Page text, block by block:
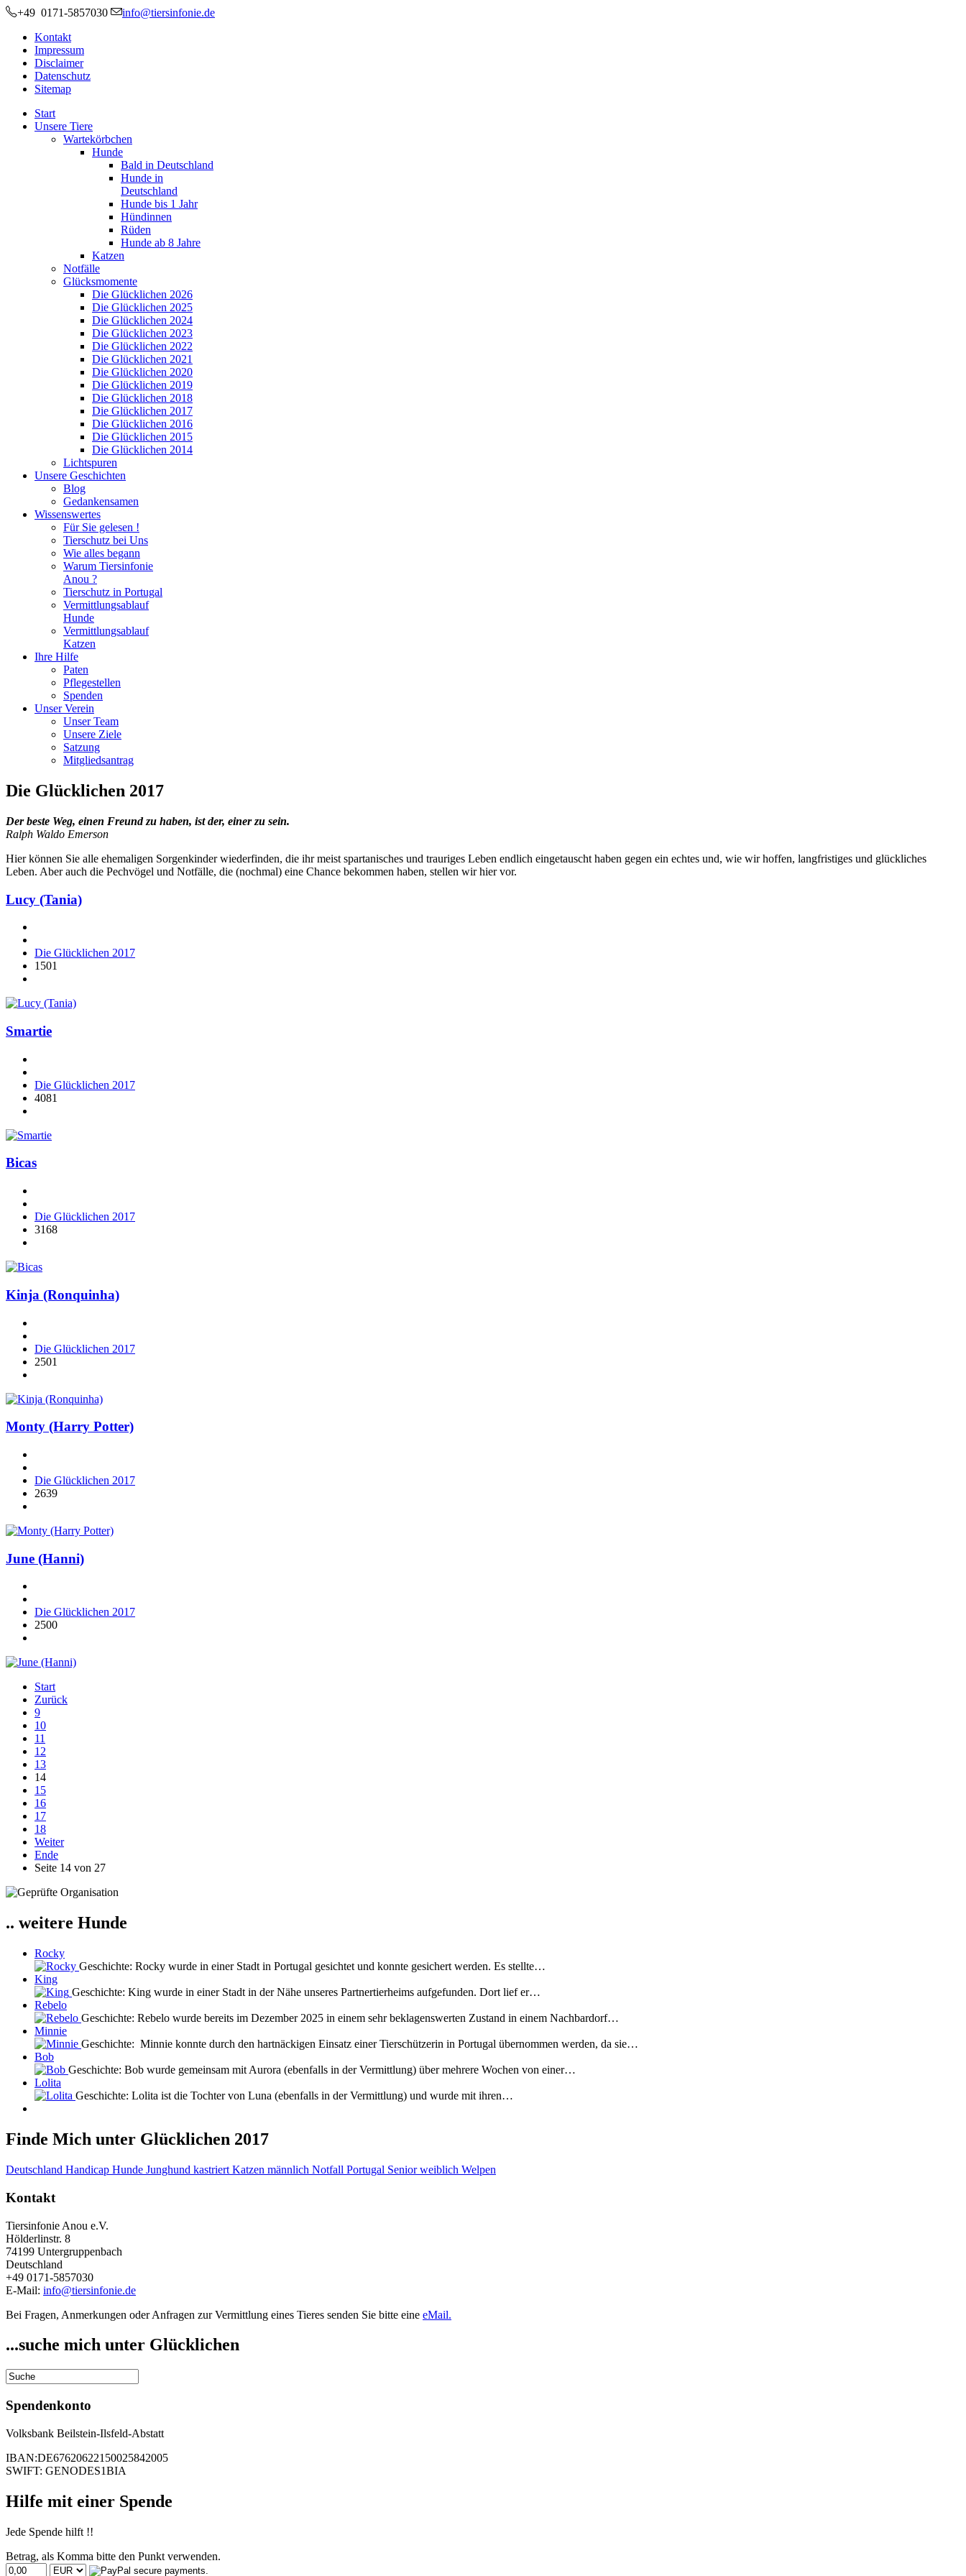
+49 0171-5857030 info@tiersinfonie.de
Kontakt
Impressum
Disclaimer
Datenschutz
Sitemap
Start
Unsere Tiere
Wartekörbchen
Hunde
Bald in Deutschland
Hunde in
Deutschland
Hunde bis 1 Jahr
Hündinnen
Rüden
Hunde ab 8 Jahre
Katzen
Notfälle
Glücksmomente
Die Glücklichen 2026
Die Glücklichen 2025
Die Glücklichen 2024
Die Glücklichen 2023
Die Glücklichen 2022
Die Glücklichen 2021
Die Glücklichen 2020
Die Glücklichen 2019
Die Glücklichen 2018
Die Glücklichen 2017
Die Glücklichen 2016
Die Glücklichen 2015
Die Glücklichen 2014
Lichtspuren
Unsere Geschichten
Blog
Gedankensamen
Wissenswertes
Für Sie gelesen !
Tierschutz bei Uns
Wie alles begann
Warum Tiersinfonie
Anou ?
Tierschutz in Portugal
Vermittlungsablauf
Hunde
Vermittlungsablauf
Katzen
Ihre Hilfe
Paten
Pflegestellen
Spenden
Unser Verein
Unser Team
Unsere Ziele
Satzung
Mitgliedsantrag
Die Glücklichen 2017
Der beste Weg, einen Freund zu haben, ist der, einer zu sein.
Ralph Waldo Emerson
Hier können Sie alle ehemaligen Sorgenkinder wiederfinden, die ihr meist spartanisches und trauriges Leben endlich eingetauscht haben gegen ein echtes und, wie wir hoffen, langfristiges und glückliches
Leben. Aber auch die Pechvögel und Notfälle, die (nochmal) eine Chance bekommen haben, stellen wir hier vor.
Lucy (Tania)
Die Glücklichen 2017
1501
Smartie
Die Glücklichen 2017
4081
Bicas
Die Glücklichen 2017
3168
Kinja (Ronquinha)
Die Glücklichen 2017
2501
Monty (Harry Potter)
Die Glücklichen 2017
2639
June (Hanni)
Die Glücklichen 2017
2500
Start
Zurück
9
10
11
12
13
14
15
16
17
18
Weiter
Ende
Seite 14 von 27
.. weitere Hunde
Rocky
Geschichte: Rocky wurde in einer Stadt in Portugal gesichtet und konnte gesichert werden. Es stellte…
King
Geschichte: King wurde in einer Stadt in der Nähe unseres Partnertierheims aufgefunden. Dort lief er…
Rebelo
Geschichte: Rebelo wurde bereits im Dezember 2025 in einem sehr beklagenswerten Zustand in einem Nachbardorf…
Minnie
Geschichte: Minnie konnte durch den hartnäckigen Einsatz einer Tierschützerin in Portugal übernommen werden, da sie…
Bob
Geschichte: Bob wurde gemeinsam mit Aurora (ebenfalls in der Vermittlung) über mehrere Wochen von einer…
Lolita
Geschichte: Lolita ist die Tochter von Luna (ebenfalls in der Vermittlung) und wurde mit ihren…
Finde Mich unter Glücklichen 2017
Deutschland Handicap Hunde Junghund kastriert Katzen männlich Notfall Portugal Seniorweiblich Welpen
Kontakt
Tiersinfonie Anou e.V.
Hölderlinstr. 8
74199 Untergruppenbach
Deutschland
+49 0171-5857030
E-Mail: info@tiersinfonie.de
Bei Fragen, Anmerkungen oder Anfragen zur Vermittlung eines Tieres senden Sie bitte eine eMail.
...suche mich unter Glücklichen
Spendenkonto
Volksbank Beilstein-Ilsfeld-Abstatt
IBAN:DE67620622150025842005
SWIFT: GENODES1BIA
Hilfe mit einer Spende
Jede Spende hilft !!
Betrag, als Komma bitte den Punkt verwenden.